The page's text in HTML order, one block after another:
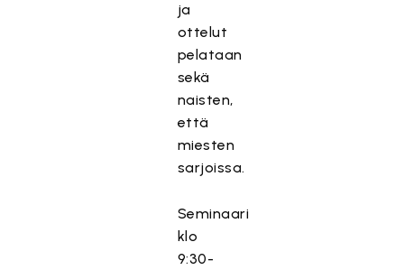
ja
ottelut
pelataan
sekä
naisten,
että
miesten
sarjoissa.
Seminaari
klo
9:30-